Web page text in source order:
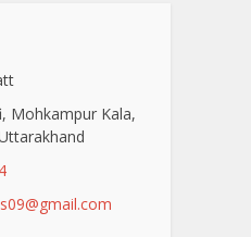
Mohkampur Kala,